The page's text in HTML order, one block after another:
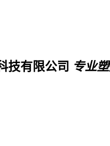
技有限公司 专业